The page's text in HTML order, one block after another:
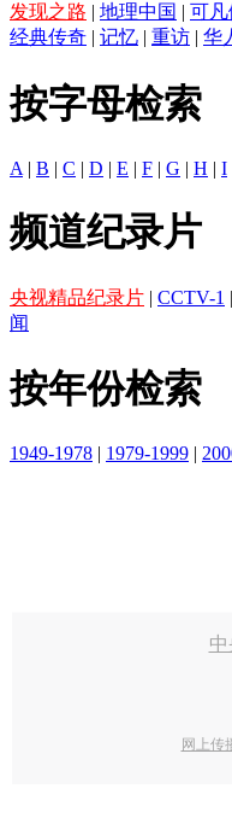
发现之路 | 地理中国 | 可
经典传奇 | 记忆 | 重访 | 华
按字母检索
A | B | C | D | E | F | G | H | I
频道纪录片
央视精品纪录片 | CCTV-1 |
闻
按年份检索
1949-1978 | 1979-1999 |
网上传